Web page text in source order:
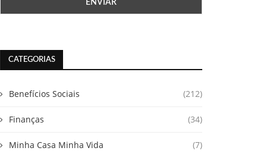
CATEGORIAS
Benefícios Sociais (212)
Finanças (34)
Minha Casa Minha Vida (7)